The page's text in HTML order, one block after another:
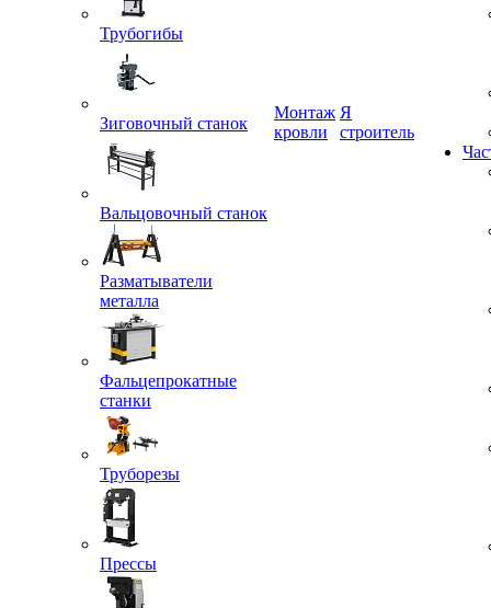
Трубогибы
Зиговочный станок
Вальцовочный станок
Разматыватели
металла
Фальцепрокатные
станки
Труборезы
Прессы
Монтаж
кровли
Я
строитель